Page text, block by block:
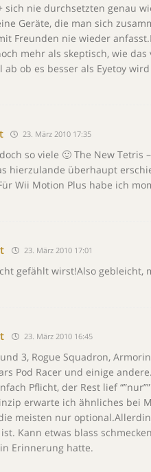
sich nie durchsetzten genau
Geräte, die man sich
Freunden nie wieder
mehr als skeptisch, wie
ob es besser als Eyetoy wird
23. März 2010 17:35
so viele 🙂 The New Tetris
hierzulande überhaupt
Wii Motion Plus habe ich
23. März 2010 17:01
gefählt wirst!Also gebleicht,
23. März 2010 16:45
3, Rogue Squadron,
Pod Racer und einige
Pflicht, der Rest lief
erwarte ich ähnliches bei
meisten nur
Kann etwas blass
Erinnerung hatte.